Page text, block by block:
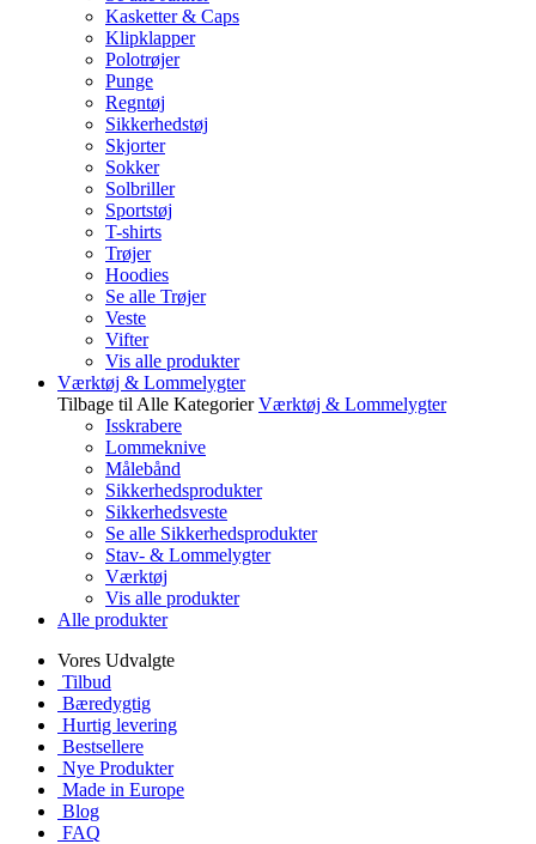
Kasketter & Caps
Klipklapper
Polotrøjer
Punge
Regntøj
Sikkerhedstøj
Skjorter
Sokker
Solbriller
Sportstøj
T-shirts
Trøjer
Hoodies
Se alle Trøjer
Veste
Vifter
Vis alle produkter
Værktøj & Lommelygter
Tilbage til Alle Kategorier Værktøj & Lommelygter
Isskrabere
Lommeknive
Målebånd
Sikkerhedsprodukter
Sikkerhedsveste
Se alle Sikkerhedsprodukter
Stav- & Lommelygter
Værktøj
Vis alle produkter
Alle produkter
Vores Udvalgte
Tilbud
Bæredygtig
Hurtig levering
Bestsellere
Nye Produkter
Made in Europe
Blog
FAQ